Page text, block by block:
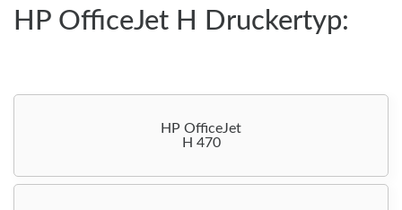
HP OfficeJet H Druckertyp:
HP OfficeJet
H 470